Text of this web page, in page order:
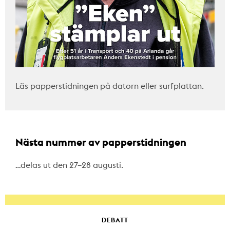
Läs papperstidningen på datorn eller surfplattan.
Nästa nummer av papperstidningen
…delas ut den 27–28 augusti.
DEBATT